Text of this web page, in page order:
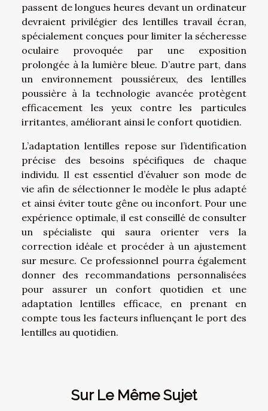
passent de longues heures devant un ordinateur
devraient privilégier des lentilles travail écran,
spécialement conçues pour limiter la sécheresse
oculaire provoquée par une exposition
prolongée à la lumière bleue. D’autre part, dans
un environnement poussiéreux, des lentilles
poussière à la technologie avancée protègent
efficacement les yeux contre les particules
irritantes, améliorant ainsi le confort quotidien.
L’adaptation lentilles repose sur l’identification
précise des besoins spécifiques de chaque
individu. Il est essentiel d’évaluer son mode de
vie afin de sélectionner le modèle le plus adapté
et ainsi éviter toute gêne ou inconfort. Pour une
expérience optimale, il est conseillé de consulter
un spécialiste qui saura orienter vers la
correction idéale et procéder à un ajustement
sur mesure. Ce professionnel pourra également
donner des recommandations personnalisées
pour assurer un confort quotidien et une
adaptation lentilles efficace, en prenant en
compte tous les facteurs influençant le port des
lentilles au quotidien.
Sur Le Même Sujet